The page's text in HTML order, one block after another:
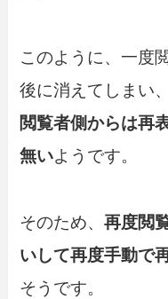
このように、一度
後に消えてしまい
閲覧者側からは再
無いようです。
そのため、再度閲
いして再度手動で
そうです。